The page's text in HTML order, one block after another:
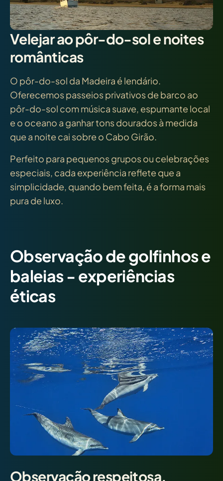
Velejar ao pôr-do-sol e noites
românticas
O pôr-do-sol da Madeira é lendário.
Oferecemos passeios privativos de barco ao
pôr-do-sol com música suave, espumante local
e o oceano a ganhar tons dourados à medida
que a noite cai sobre o Cabo Girão.
Perfeito para pequenos grupos ou celebrações
especiais, cada experiência reflete que a
simplicidade, quando bem feita, é a forma mais
pura de luxo.
Observação de golfinhos e
baleias - experiências
éticas
Observação respeitosa,